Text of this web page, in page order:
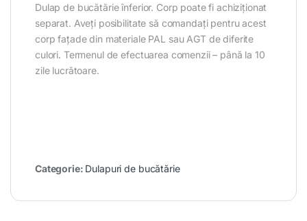
Dulap de bucătărie înferior. Corp poate fi achiziționat
separat. Aveți posibilitate să comandați pentru acest
corp fațade din materiale PAL sau AGT de diferite
culori. Termenul de efectuarea comenzii – până la 10
zile lucrătoare.
Categorie: Dulapuri de bucătărie